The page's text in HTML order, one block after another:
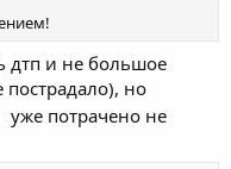
дтп и не большое
но
уже потрачено не